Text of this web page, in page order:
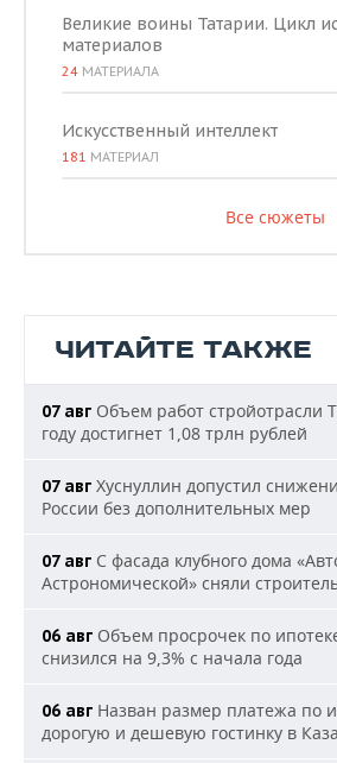
Великие воины Татарии. Цикл
материалов
24 МАТЕРИАЛА
Искусственный интеллект
181 МАТЕРИАЛ
Все сюжеты
ЧИТАЙТЕ ТАКЖЕ
07 авг Объем работ стройотрасли
году достигнет 1,08 трлн рублей
07 авг Хуснуллин допустил
России без дополнительных мер
07 авг С фасада клубного дома
Астрономической» сняли
06 авг Объем просрочек по
снизился на 9,3% с начала года
06 авг Назван размер платежа по
дорогую и дешевую гостинку в